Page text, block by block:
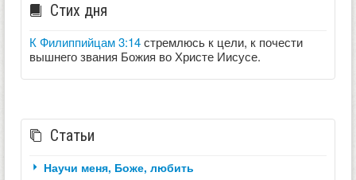
Стих дня
К Филиппийцам 3:14стремлюсь к цели, к почести
вышнего звания Божия во Христе Иисусе.
Статьи
Научи меня, Боже, любить